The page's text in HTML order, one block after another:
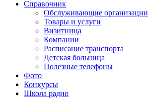
Справочник
Обслуживающие организации
Товары и услуги
Визитница
Компании
Расписание транспорта
Детская больница
Полезные телефоны
Фото
Конкурсы
Школа радио